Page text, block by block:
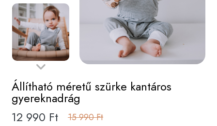
Állítható méretű szürke kantáros
gyereknadrág
12 990 Ft
15 990 Ft